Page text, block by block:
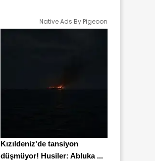
Native Ads By Pigeoon
Kızıldeniz'de tansiyon
düşmüyor! Husiler: Abluka ...